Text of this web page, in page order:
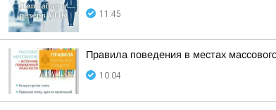
11:45
Правила поведения в местах
10:04